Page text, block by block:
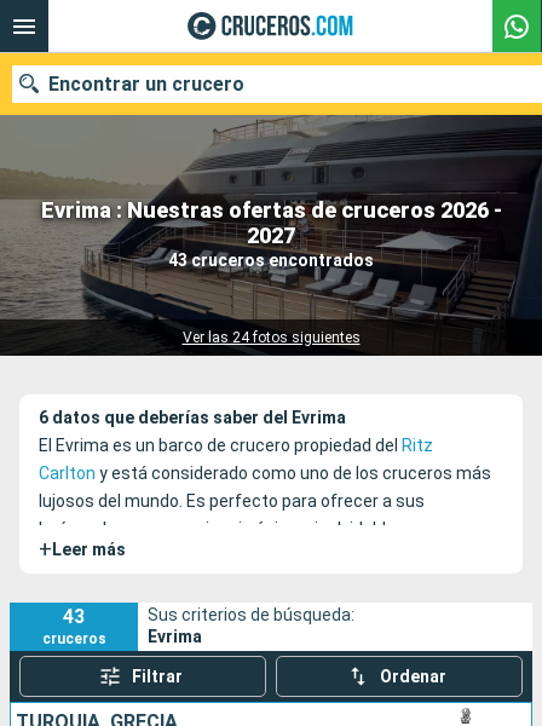
Evrima : Nuestras ofertas de cruceros 2026 -
2027
43 cruceros encontrados
Ver las 24 fotos siguientes
Encontrar un crucero
Nuestros destinos
Fecha de salida
Compañías
6 datos que deberías saber del Evrima
El Evrima es un barco de crucero propiedad del Ritz
Carlton y está considerado como uno de los cruceros más
lujosos del mundo. Es perfecto para ofrecer a sus
huéspedes una experiencia única e inolvidable.
+ Leer más
43
cruceros
Sus criterios de búsqueda:
Evrima
Filtrar Ordenar